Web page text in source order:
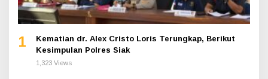
1
Kematian dr. Alex Cristo Loris Terungkap, Berikut
Kesimpulan Polres Siak
1,323 Views